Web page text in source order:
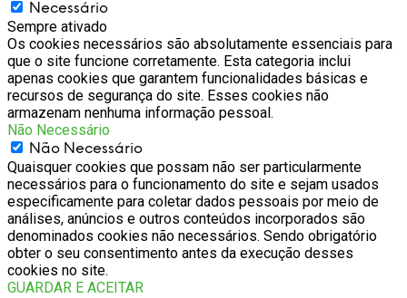
Necessário
Sempre ativado
Os cookies necessários são absolutamente essenciais para
que o site funcione corretamente. Esta categoria inclui
apenas cookies que garantem funcionalidades básicas e
recursos de segurança do site. Esses cookies não
armazenam nenhuma informação pessoal.
Não Necessário
Não Necessário
Quaisquer cookies que possam não ser particularmente
necessários para o funcionamento do site e sejam usados
especificamente para coletar dados pessoais por meio de
análises, anúncios e outros conteúdos incorporados são
denominados cookies não necessários. Sendo obrigatório
obter o seu consentimento antes da execução desses
cookies no site.
GUARDAR E ACEITAR